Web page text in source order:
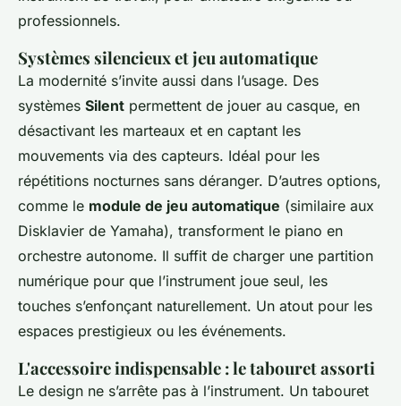
professionnels.
Systèmes silencieux et jeu automatique
La modernité s’invite aussi dans l’usage. Des
systèmes Silent permettent de jouer au casque, en
désactivant les marteaux et en captant les
mouvements via des capteurs. Idéal pour les
répétitions nocturnes sans déranger. D’autres options,
comme le module de jeu automatique (similaire aux
Disklavier de Yamaha), transforment le piano en
orchestre autonome. Il suffit de charger une partition
numérique pour que l’instrument joue seul, les
touches s’enfonçant naturellement. Un atout pour les
espaces prestigieux ou les événements.
L'accessoire indispensable : le tabouret assorti
Le design ne s’arrête pas à l’instrument. Un tabouret